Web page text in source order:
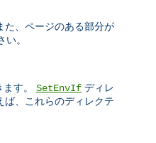
た、ページのある部分が
。
す。 SetEnvIf ディレ
ば、これらのディレクテ